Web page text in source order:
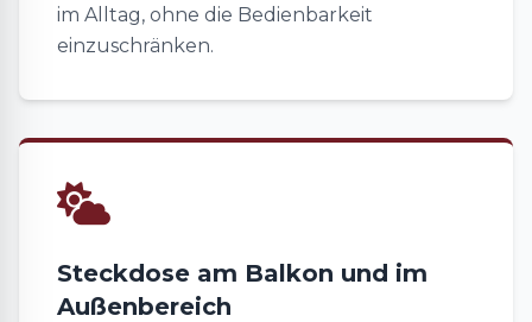
im Alltag, ohne die Bedienbarkeit
einzuschränken.
Steckdose am Balkon und im
Außenbereich